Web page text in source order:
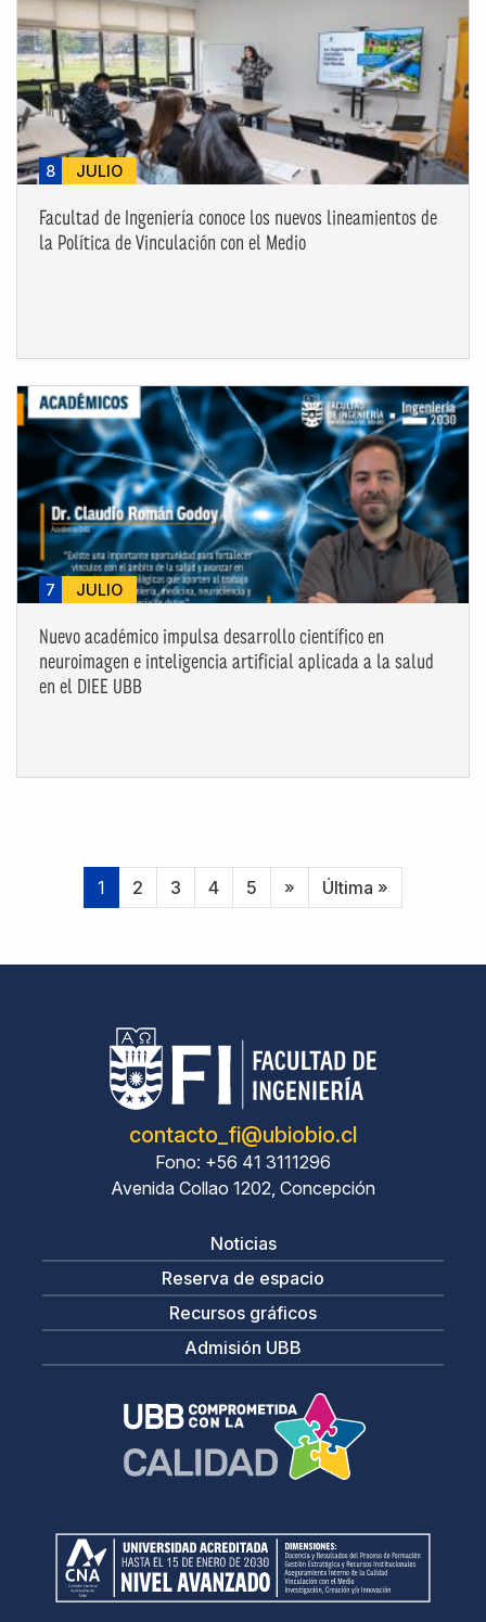
8 JULIO
Facultad de Ingeniería conoce los nuevos lineamientos de
la Política de Vinculación con el Medio
7 JULIO
Nuevo académico impulsa desarrollo científico en
neuroimagen e inteligencia artificial aplicada a la salud
en el DIEE UBB
1 2 3 4 5 » Última »
contacto_fi@ubiobio.cl
Fono: +56 41 3111296
Avenida Collao 1202, Concepción
Noticias
Reserva de espacio
Recursos gráficos
Admisión UBB